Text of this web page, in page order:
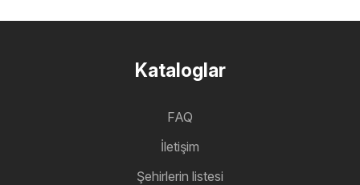
Kataloglar
FAQ
İletişim
Şehirlerin listesi